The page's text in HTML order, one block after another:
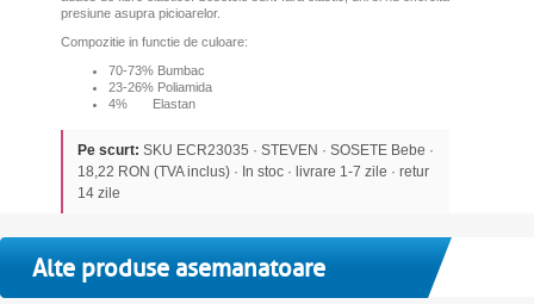
presiune asupra picioarelor.
Compozitie in functie de culoare:
70-73% Bumbac
23-26% Poliamida
4% Elastan
Pe scurt: SKU ECR23035 · STEVEN · SOSETE Bebe ·
18,22 RON (TVA inclus) · In stoc · livrare 1-7 zile · retur
14 zile
Alte produse asemanatoare